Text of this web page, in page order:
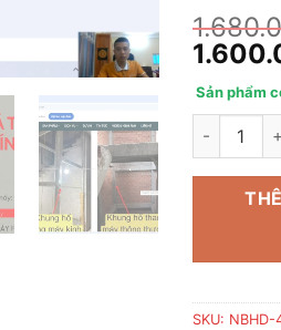
Giá
gốc
là:
Sản phẩm
So sánh
SKU: